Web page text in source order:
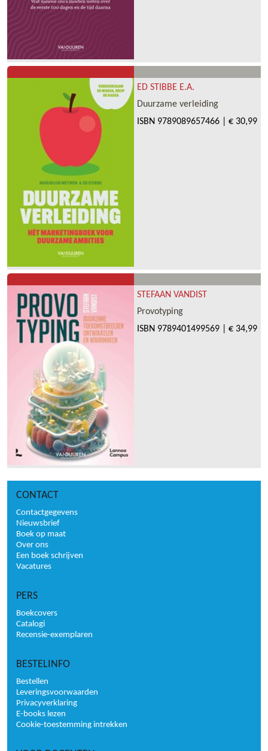
ED STIBBE E.A.
Duurzame verleiding
ISBN 9789089657466 € 30,99
STEFAAN VANDIST
Provotyping
ISBN 9789401499569 € 34,99
CONTACT
Contactgegevens
Nieuwsbrief
Boek op maat
Over ons
Een boek schrijven
Vacatures
PERS
Boekcovers
Catalogi
Recensie-exemplaren
BESTELINFO
Bestellen
Leveringsvoorwaarden
Privacyverklaring
E-books lezen
Cookie-toestemming intrekken